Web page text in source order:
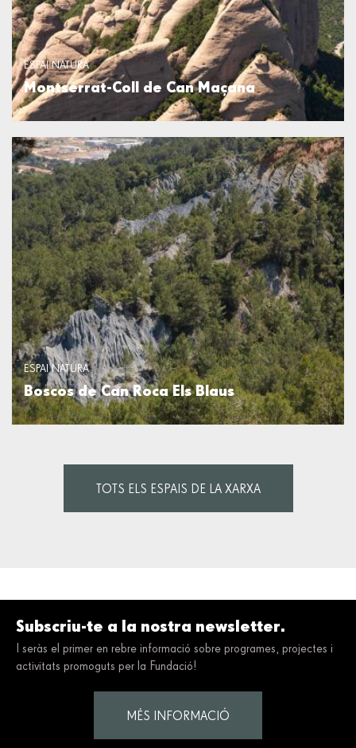
ESPAI NATURA
Montserrat-Coll de Can Maçana
ESPAI NATURA
Boscos de Can Roca Els Blaus
TOTS ELS ESPAIS DE LA XARXA
Subscriu-te a la nostra newsletter.
I seràs el primer en rebre informació sobre programes, projectes i
activitats promoguts per la Fundació!
MÉS INFORMACIÓ